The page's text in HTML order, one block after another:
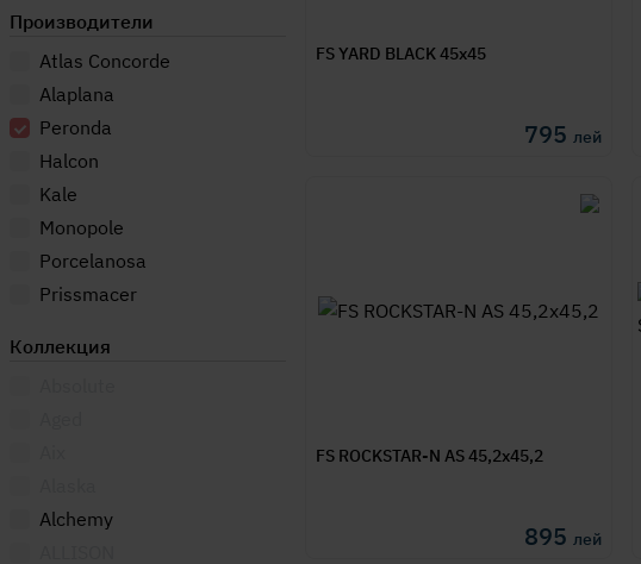
Производители
Atlas Concorde
Alaplana
Peronda
Halcon
Kale
Monopole
Porcelanosa
Prissmacer
Коллекция
Alchemy
FS YARD BLACK 45x45
795 лей
FS ROCKSTAR-N AS 45,2x45,2
895 лей